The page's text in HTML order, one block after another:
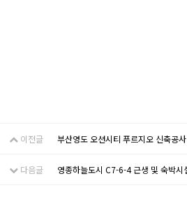
이전글 부산영도 오션시티 푸르지오 신축공사
다음글 영종하늘도시 C7-6-4 근생 및 숙박시